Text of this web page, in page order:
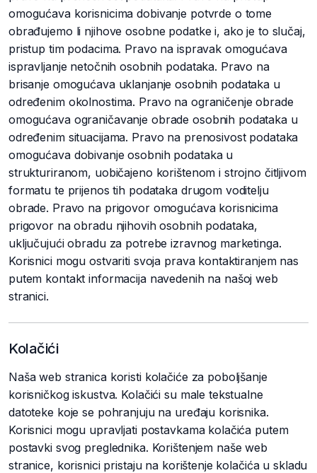
omogućava korisnicima dobivanje potvrde o tome
obrađujemo li njihove osobne podatke i, ako je to slučaj,
pristup tim podacima. Pravo na ispravak omogućava
ispravljanje netočnih osobnih podataka. Pravo na
brisanje omogućava uklanjanje osobnih podataka u
određenim okolnostima. Pravo na ograničenje obrade
omogućava ograničavanje obrade osobnih podataka u
određenim situacijama. Pravo na prenosivost podataka
omogućava dobivanje osobnih podataka u
strukturiranom, uobičajeno korištenom i strojno čitljivom
formatu te prijenos tih podataka drugom voditelju
obrade. Pravo na prigovor omogućava korisnicima
prigovor na obradu njihovih osobnih podataka,
uključujući obradu za potrebe izravnog marketinga.
Korisnici mogu ostvariti svoja prava kontaktiranjem nas
putem kontakt informacija navedenih na našoj web
stranici.
Kolačići
Naša web stranica koristi kolačiće za poboljšanje
korisničkog iskustva. Kolačići su male tekstualne
datoteke koje se pohranjuju na uređaju korisnika.
Korisnici mogu upravljati postavkama kolačića putem
postavki svog preglednika. Korištenjem naše web
stranice, korisnici pristaju na korištenje kolačića u skladu